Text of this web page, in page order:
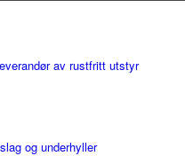
og underhyller